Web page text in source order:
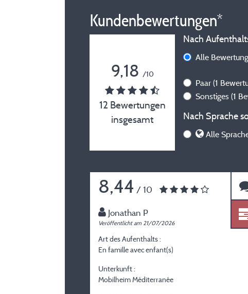
Kundenbewertungen*
9,18 /10
12 Bewertungen
insgesamt
Nach
Alle
Paar (1
Sonstiges (1
Nach Sprache
Alle
8,44 / 10
Jonathan P
Veröffentlicht am 21/07/2026
Art des Aufenthalts :
En famille avec enfant(s)
Unterkunft :
Mobilheim Méditerranée